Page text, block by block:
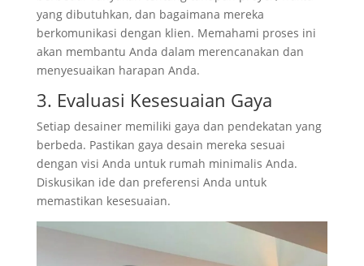
yang dibutuhkan, dan bagaimana mereka
berkomunikasi dengan klien. Memahami proses ini
akan membantu Anda dalam merencanakan dan
menyesuaikan harapan Anda.
3. Evaluasi Kesesuaian Gaya
Setiap desainer memiliki gaya dan pendekatan yang
berbeda. Pastikan gaya desain mereka sesuai
dengan visi Anda untuk rumah minimalis Anda.
Diskusikan ide dan preferensi Anda untuk
memastikan kesesuaian.